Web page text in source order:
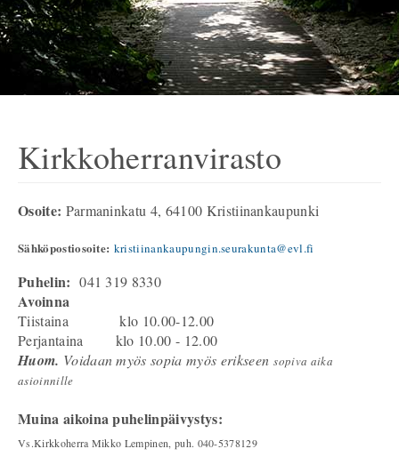
Kirkkoherranvirasto
Osoite: Parmaninkatu 4, 64100 Kristiinankaupunki
Sähköpostiosoite: kristiinankaupungin.seurakunta@evl.fi
Puhelin: 041 319 8330
Avoinna
Tiistaina klo 10.00-12.00
Perjantaina klo 10.00 - 12.00
Huom. Voidaan myös sopia myös erikseensopiva aika
asioinnille
Muina aikoina puhelinpäivystys:
Vs.Kirkkoherra Mikko Lempinen, puh. 040-5378129